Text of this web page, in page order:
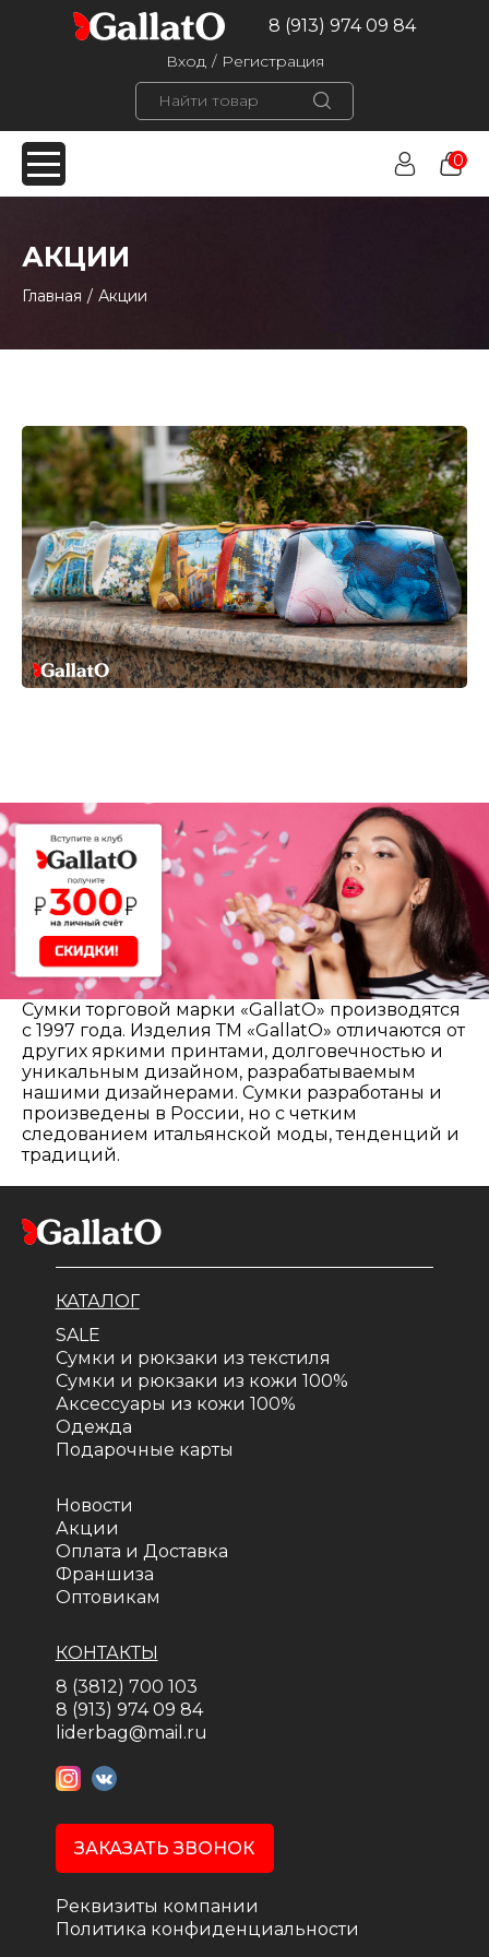
8 (913) 974 09 84
Вход / Регистрация
0
АКЦИИ
Главная / Акции
Сумки торговой марки «GallatO» производятся
с 1997 года. Изделия ТМ «GallatO» отличаются от
других яркими принтами, долговечностью и
уникальным дизайном, разрабатываемым
нашими дизайнерами. Сумки разработаны и
произведены в России, но с четким
следованием итальянской моды, тенденций и
традиций.
КАТАЛОГ
SALE
Сумки и рюкзаки из текстиля
Сумки и рюкзаки из кожи 100%
Аксессуары из кожи 100%
Одежда
Подарочные карты
Новости
Акции
Оплата и Доставка
Франшиза
Оптовикам
КОНТАКТЫ
8 (3812) 700 103
8 (913) 974 09 84
liderbag@mail.ru
ЗАКАЗАТЬ ЗВОНОК
Реквизиты компании
Политика конфиденциальности